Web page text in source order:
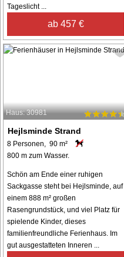
Tageslicht ...
ab 457 €
Haus: 30981
Hejlsminde Strand
8 Personen, 90 m²
800 m zum Wasser.
Schön am Ende einer ruhigen
Sackgasse steht bei Hejlsminde, auf
einem 888 m² großen
Rasengrundstück, und viel Platz für
spielende Kinder, dieses
familienfreundliche Ferienhaus. Im
gut ausgestatteten Inneren ...